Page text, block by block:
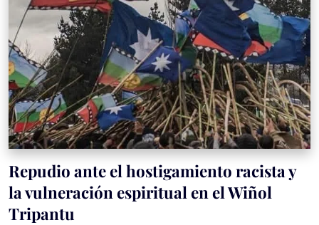
Repudio ante el hostigamiento racista y
la vulneración espiritual en el Wiñol
Tripantu